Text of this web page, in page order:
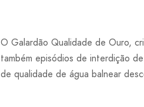
O Galardão Qualidade de Ouro,
também episódios de interdição
de qualidade de água balnear